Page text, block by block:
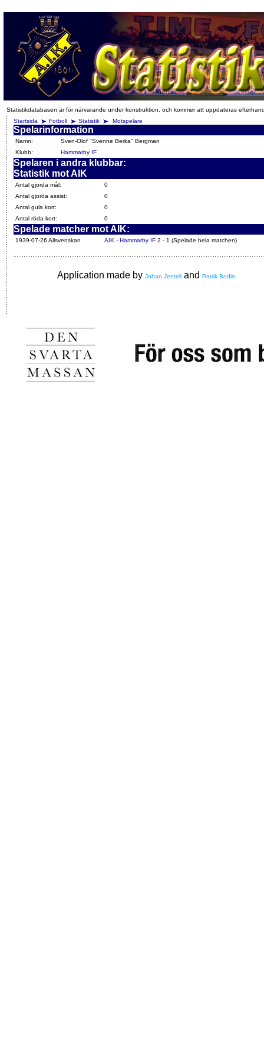
Statistikdatabasen är för närvarande under konstruktion, och kommer att uppdateras
Startsida
Fotboll Statistik Motspelare
Spelarinformation
Namn:
Sven-Olof "Svenne Berka" Bergman
Klubb:
Hammarby IF
Spelaren i andra klubbar:
Statistik mot AIK
Antal gjorda mål:
0
Antal gjorda assist:
0
Antal gula kort:
0
Antal röda kort:
0
Spelade matcher mot AIK:
1939-07-26 Allsvenskan AIK - Hammarby IF 2 - 1 (Spelade hela matchen)
Application made by Johan Jentell and Patrik Bodin